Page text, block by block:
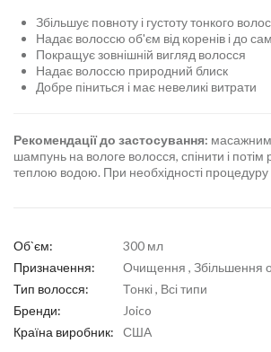
Збільшує повноту і густоту тонкого
Надає волоссю об'єм від коренів і до
Покращує зовнішній вигляд волосся
Надає волоссю природний блиск
Добре піниться і має невеликі витрати
Рекомендації до застосування:
шампунь на вологе волосся, спінити і потім
теплою водою. При необхідності процедуру
Об`єм:
300 мл
Призначення:
Очищення , Збільшення
Тип волосся:
Тонкі , Всі типи
Бренди:
Joico
Країна виробник:
США